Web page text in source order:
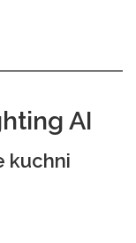
AI
kuchni